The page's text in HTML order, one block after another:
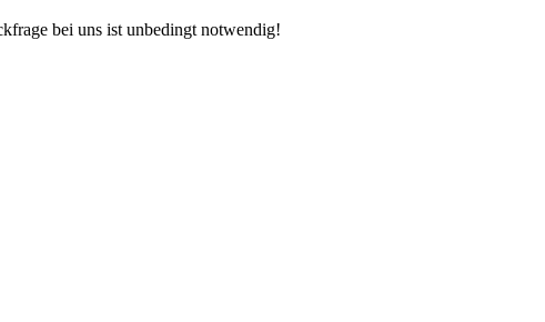
bei uns ist unbedingt notwendig!